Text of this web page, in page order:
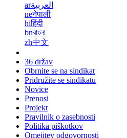
arالعربية
neनेपाली
hiहिंदी
bnবাংলা
zh中文
36 držav
Obrnite se na sindikat
Pridružite se sindikatu
Novice
Prenosi
Projekt
Pravilnik o zasebnosti
Politika piškotkov
Omejitev odgovornosti